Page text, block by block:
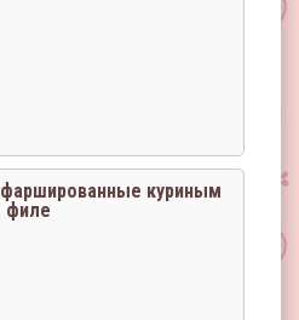
куриным
филе